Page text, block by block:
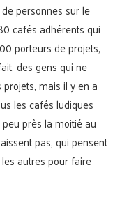
personnes sur le
cafés adhérents qui
porteurs de projets,
des gens qui ne
mais il y en a
les cafés ludiques
près la moitié au
pas, qui pensent
autres pour faire